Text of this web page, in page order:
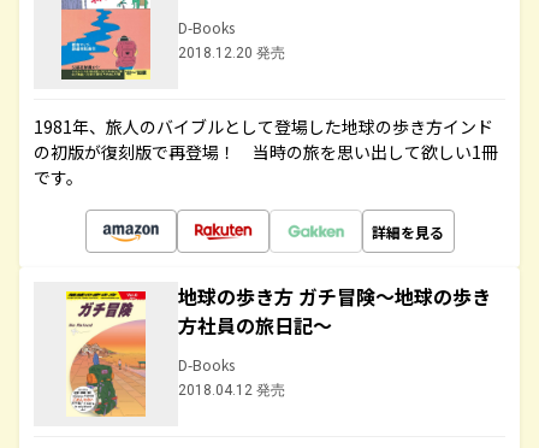
D-Books
2018.12.20 発売
1981年、旅人のバイブルとして登場した地球の歩き方インド
の初版が復刻版で再登場！ 当時の旅を思い出して欲しい1冊
です。
詳細を見る
地球の歩き方 ガチ冒険～地球の歩き
方社員の旅日記～
D-Books
2018.04.12 発売